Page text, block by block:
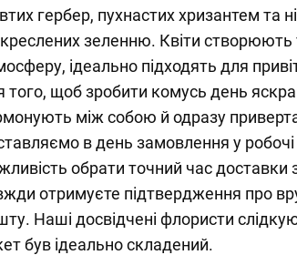
гербер, пухнастих хризантем та
зеленню. Квіти
ідеально підходять для
того, щоб зробити комусь день
між собою й одразу
в день замовлення у
обрати точний час
отримуєте підтвердження про
Наші досвідчені флористи
був ідеально складений.